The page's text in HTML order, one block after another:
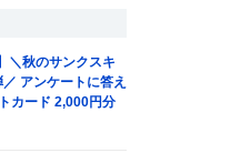
＼秋のサンクスキ
アンケートに答え
カード 2,000円分